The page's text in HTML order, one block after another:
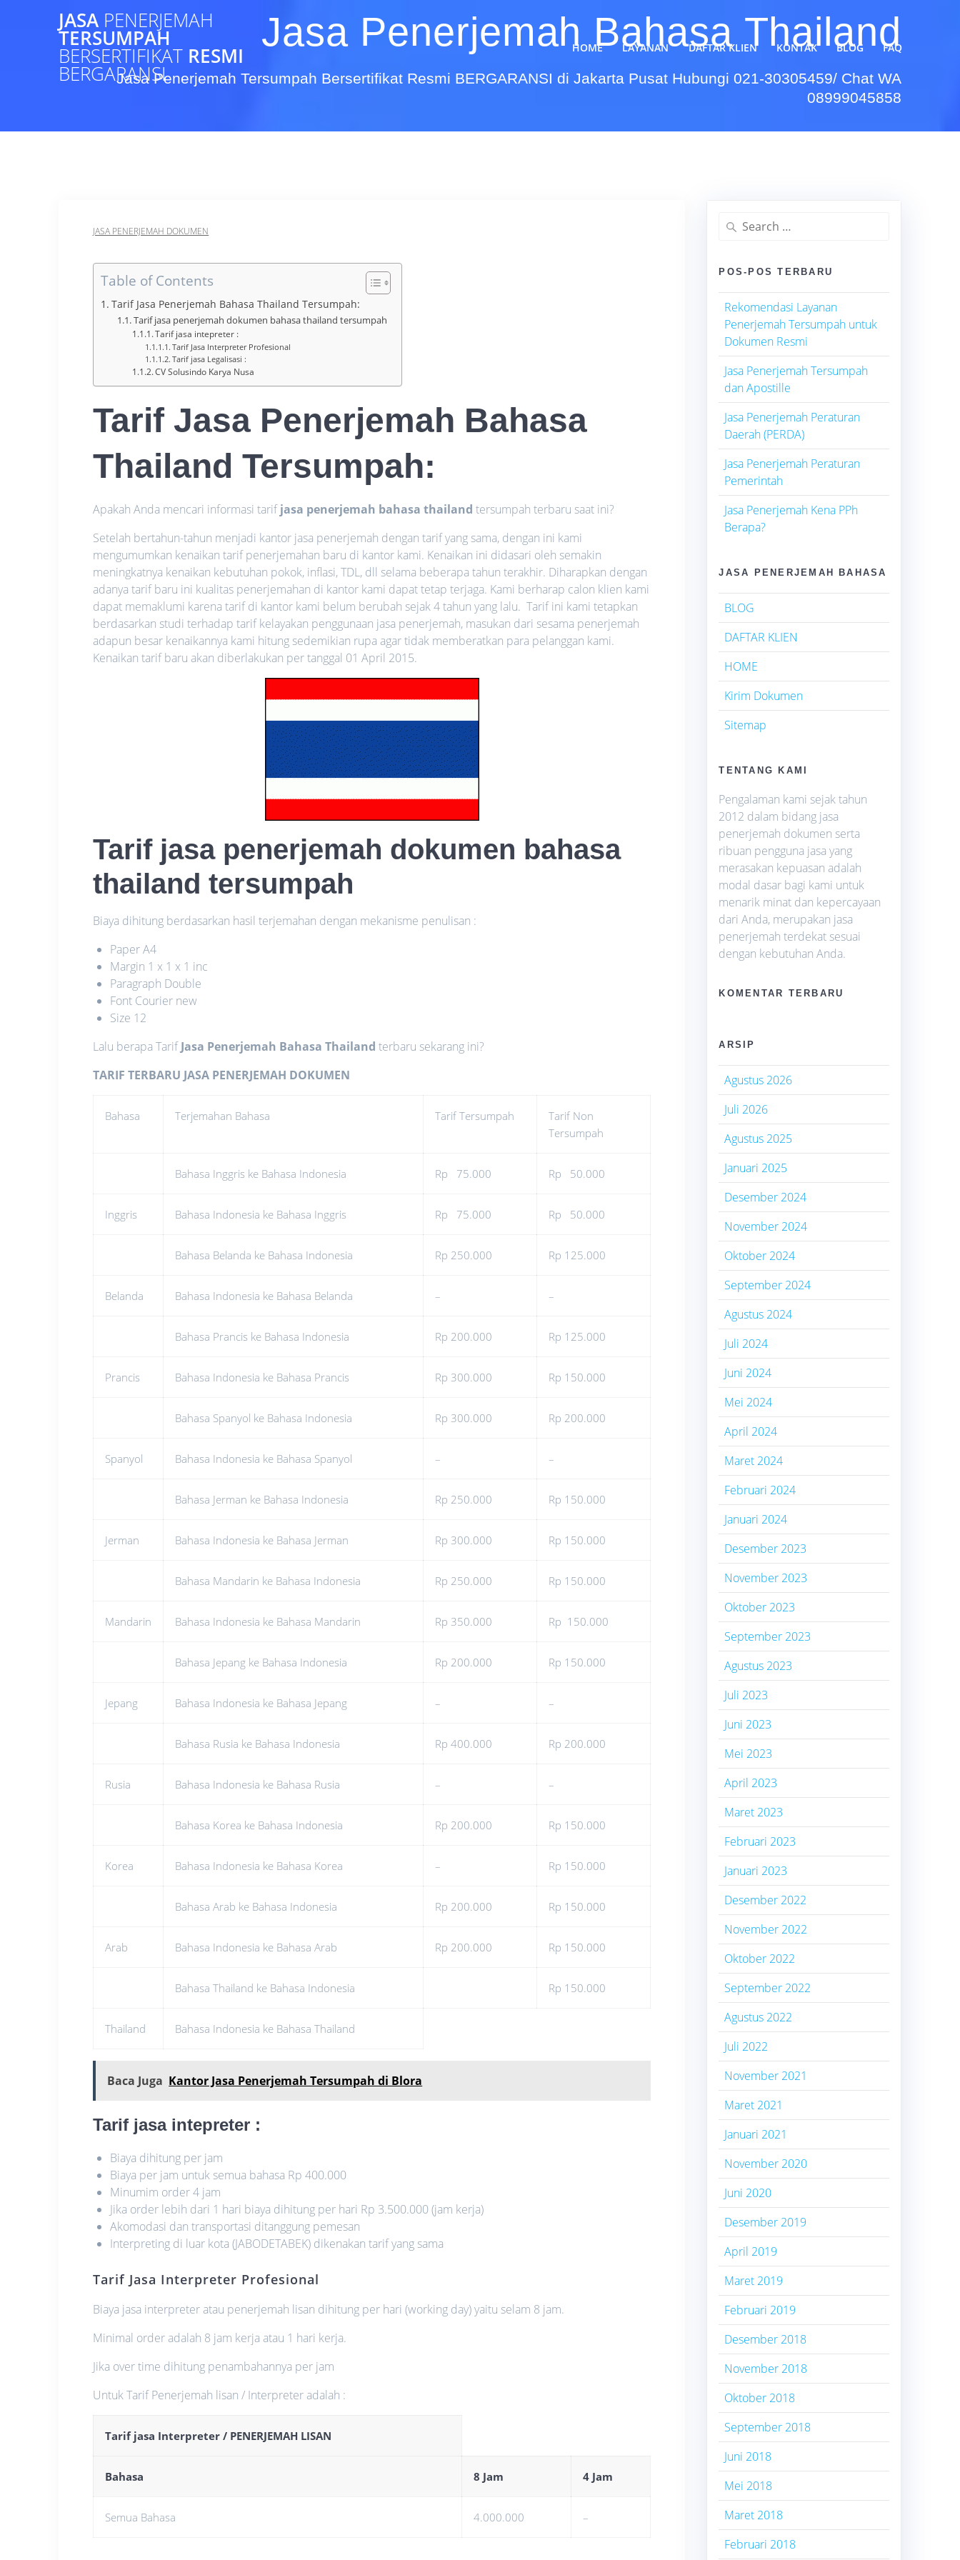
JASA PENERJEMAH
TERSUMPAH
BERSERTIFIKAT RESMI
BERGARANSI
HOME LAYANAN DAFTAR KLIEN KONTAK BLOG FAQ
Jasa Penerjemah Bahasa Thailand
Jasa Penerjemah Tersumpah Bersertifikat Resmi BERGARANSI di Jakarta Pusat Hubungi 021-30305459/ Chat WA
08999045858
JASA PENERJEMAH DOKUMEN
Table of Contents
Tarif Jasa Penerjemah Bahasa Thailand Tersumpah:
Tarif jasa penerjemah dokumen bahasa thailand tersumpah
Tarif jasa intepreter :
Tarif Jasa Interpreter Profesional
Tarif jasa Legalisasi :
CV Solusindo Karya Nusa
Tarif Jasa Penerjemah Bahasa
Thailand Tersumpah:
Apakah Anda mencari informasi tarifjasa penerjemah bahasa thailandtersumpah terbaru saat ini?
Setelah bertahun-tahun menjadi kantor jasa penerjemah dengan tarif yang sama, dengan ini kami
mengumumkan kenaikan tarif penerjemahan baru di kantor kami. Kenaikan ini didasari oleh semakin
meningkatnya kenaikan kebutuhan pokok, inflasi, TDL, dll selama beberapa tahun terakhir. Diharapkan dengan
adanya tarif baru ini kualitas penerjemahan di kantor kami dapat tetap terjaga. Kami berharap calon klien kami
dapat memaklumi karena tarif di kantor kami belum berubah sejak 4 tahun yang lalu. Tarif ini kami tetapkan
berdasarkan studi terhadap tarif kelayakan penggunaan jasa penerjemah, masukan dari sesama penerjemah
adapun besar kenaikannya kami hitung sedemikian rupa agar tidak memberatkan para pelanggan kami.
Kenaikan tarif baru akan diberlakukan per tanggal 01 April 2015.
Tarif jasa penerjemah dokumen bahasa
thailand tersumpah
Biaya dihitung berdasarkan hasil terjemahan dengan mekanisme penulisan :
Paper A4
Margin 1 x 1 x 1 inc
Paragraph Double
Font Courier new
Size 12
Lalu berapa TarifJasa Penerjemah Bahasa Thailandterbaru sekarang ini?
TARIF TERBARU JASA PENERJEMAH DOKUMEN
Bahasa Terjemahan Bahasa Tarif Tersumpah
Tarif Non
Tersumpah
Bahasa Inggris ke Bahasa Indonesia Rp 75.000 Rp 50.000
Inggris Bahasa Indonesia ke Bahasa Inggris Rp 75.000 Rp 50.000
Bahasa Belanda ke Bahasa Indonesia Rp 250.000 Rp 125.000
Belanda Bahasa Indonesia ke Bahasa Belanda – –
Bahasa Prancis ke Bahasa Indonesia Rp 200.000 Rp 125.000
Prancis Bahasa Indonesia ke Bahasa Prancis Rp 300.000 Rp 150.000
Bahasa Spanyol ke Bahasa Indonesia Rp 300.000 Rp 200.000
Spanyol Bahasa Indonesia ke Bahasa Spanyol – –
Bahasa Jerman ke Bahasa Indonesia Rp 250.000 Rp 150.000
Jerman Bahasa Indonesia ke Bahasa Jerman Rp 300.000 Rp 150.000
Bahasa Mandarin ke Bahasa Indonesia Rp 250.000 Rp 150.000
Mandarin Bahasa Indonesia ke Bahasa Mandarin Rp 350.000 Rp 150.000
Bahasa Jepang ke Bahasa Indonesia Rp 200.000 Rp 150.000
Jepang Bahasa Indonesia ke Bahasa Jepang – –
Bahasa Rusia ke Bahasa Indonesia Rp 400.000 Rp 200.000
Rusia Bahasa Indonesia ke Bahasa Rusia – –
Bahasa Korea ke Bahasa Indonesia Rp 200.000 Rp 150.000
Korea Bahasa Indonesia ke Bahasa Korea – Rp 150.000
Bahasa Arab ke Bahasa Indonesia Rp 200.000 Rp 150.000
Arab Bahasa Indonesia ke Bahasa Arab Rp 200.000 Rp 150.000
Bahasa Thailand ke Bahasa Indonesia Rp 150.000
Thailand Bahasa Indonesia ke Bahasa Thailand
Baca Juga Kantor Jasa Penerjemah Tersumpah di Blora
Tarif jasa intepreter :
Biaya dihitung per jam
Biaya per jam untuk semua bahasa Rp 400.000
Minumim order 4 jam
Jika order lebih dari 1 hari biaya dihitung per hari Rp 3.500.000 (jam kerja)
Akomodasi dan transportasi ditanggung pemesan
Interpreting di luar kota (JABODETABEK) dikenakan tarif yang sama
Tarif Jasa Interpreter Profesional
Biaya jasa interpreter atau penerjemah lisan dihitung per hari (working day) yaitu selam 8 jam.
Minimal order adalah 8 jam kerja atau 1 hari kerja.
Jika over time dihitung penambahannya per jam
Untuk Tarif Penerjemah lisan / Interpreter adalah :
Tarif jasa Interpreter / PENERJEMAH LISAN
Bahasa 8 Jam 4 Jam
Semua Bahasa 4.000.000 –
Search
for:
POS-POS TERBARU
Rekomendasi Layanan
Penerjemah Tersumpah untuk
Dokumen Resmi
Jasa Penerjemah Tersumpah
dan Apostille
Jasa Penerjemah Peraturan
Daerah (PERDA)
Jasa Penerjemah Peraturan
Pemerintah
Jasa Penerjemah Kena PPh
Berapa?
JASA PENERJEMAH BAHASA
BLOG
DAFTAR KLIEN
HOME
Kirim Dokumen
Sitemap
TENTANG KAMI
Pengalaman kami sejak tahun
2012 dalam bidang jasa
penerjemah dokumen serta
ribuan pengguna jasa yang
merasakan kepuasan adalah
modal dasar bagi kami untuk
menarik minat dan kepercayaan
dari Anda, merupakan jasa
penerjemah terdekat sesuai
dengan kebutuhan Anda.
KOMENTAR TERBARU
ARSIP
Agustus 2026
Juli 2026
Agustus 2025
Januari 2025
Desember 2024
November 2024
Oktober 2024
September 2024
Agustus 2024
Juli 2024
Juni 2024
Mei 2024
April 2024
Maret 2024
Februari 2024
Januari 2024
Desember 2023
November 2023
Oktober 2023
September 2023
Agustus 2023
Juli 2023
Juni 2023
Mei 2023
April 2023
Maret 2023
Februari 2023
Januari 2023
Desember 2022
November 2022
Oktober 2022
September 2022
Agustus 2022
Juli 2022
November 2021
Maret 2021
Januari 2021
November 2020
Juni 2020
Desember 2019
April 2019
Maret 2019
Februari 2019
Desember 2018
November 2018
Oktober 2018
September 2018
Juni 2018
Mei 2018
Maret 2018
Februari 2018